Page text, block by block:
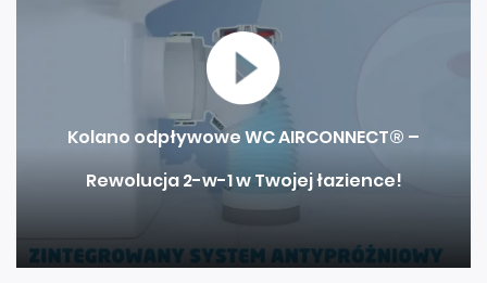
Kolano odpływowe WC AIRCONNECT® –
Rewolucja 2-w-1 w Twojej łazience!